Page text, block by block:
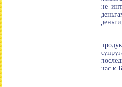
не
нас к